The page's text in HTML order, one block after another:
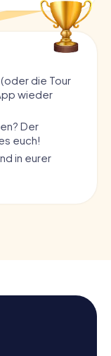
die Tour
wieder
Der
euch!
in eurer